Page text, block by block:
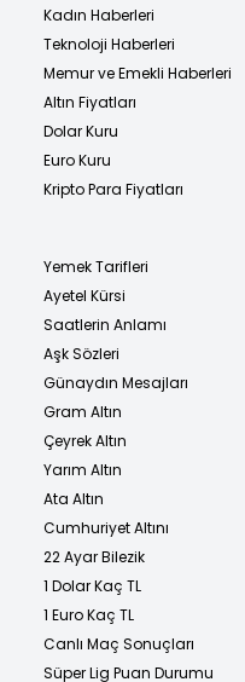
Kadın Haberleri
Teknoloji Haberleri
Memur ve Emekli Haberleri
Altın Fiyatları
Dolar Kuru
Euro Kuru
Kripto Para Fiyatları
Yemek Tarifleri
Ayetel Kürsi
Saatlerin Anlamı
Aşk Sözleri
Günaydın Mesajları
Gram Altın
Çeyrek Altın
Yarım Altın
Ata Altın
Cumhuriyet Altını
22 Ayar Bilezik
1 Dolar Kaç TL
1 Euro Kaç TL
Canlı Maç Sonuçları
Süper Lig Puan Durumu